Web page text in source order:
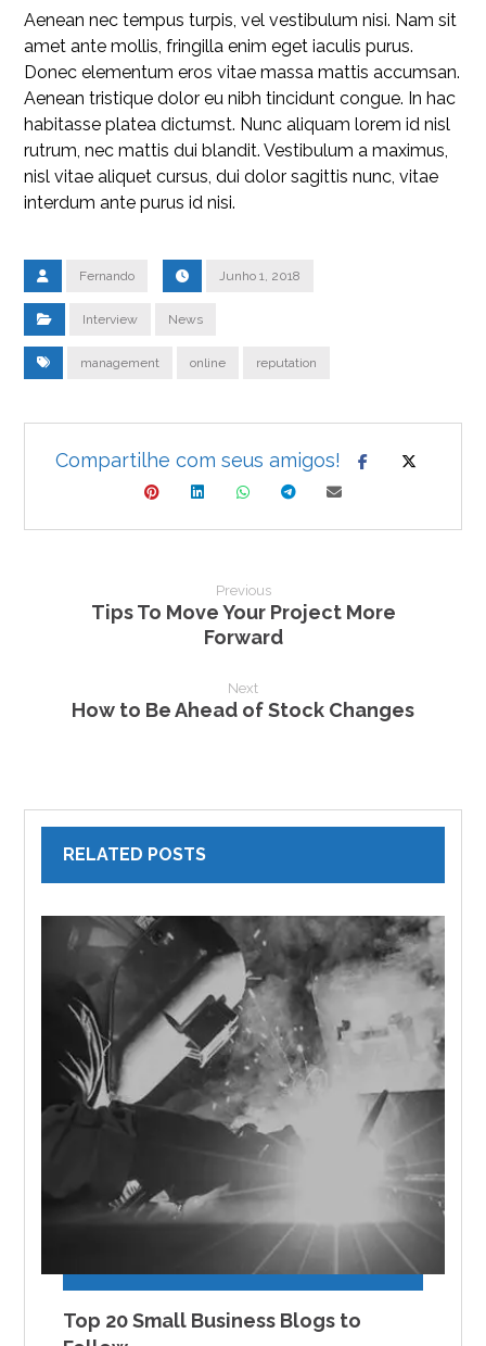
Aenean nec tempus turpis, vel vestibulum nisi. Nam sit
amet ante mollis, fringilla enim eget iaculis purus.
Donec elementum eros vitae massa mattis accumsan.
Aenean tristique dolor eu nibh tincidunt congue. In hac
habitasse platea dictumst. Nunc aliquam lorem id nisl
rutrum, nec mattis dui blandit. Vestibulum a maximus,
nisl vitae aliquet cursus, dui dolor sagittis nunc, vitae
interdum ante purus id nisi.
Fernando Junho 1, 2018
Interview News
management online reputation
Previous
Tips To Move Your Project More
Forward
Next
How to Be Ahead of Stock Changes
RELATED POSTS
Top 20 Small Business Blogs to